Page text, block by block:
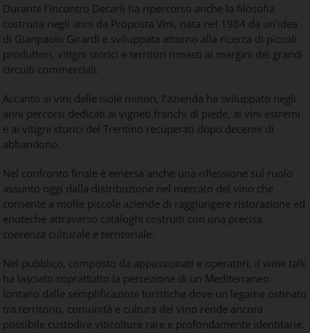
Durante l’incontro Decarli ha ripercorso anche la filosofia
costruita negli anni da Proposta Vini, nata nel 1984 da un’idea
di Gianpaolo Girardi e sviluppata attorno alla ricerca di piccoli
produttori, vitigni storici e territori rimasti ai margini dei grandi
circuiti commerciali.
Accanto ai vini delle isole minori, l’azienda ha sviluppato negli
anni percorsi dedicati ai vigneti franchi di piede, ai vini estremi
e ai vitigni storici del Trentino recuperati dopo decenni di
abbandono.
Nel confronto finale è emersa anche una riflessione sul ruolo
assunto oggi dalla distribuzione nel mercato del vino che
consente a molte piccole aziende di raggiungere ristorazione ed
enoteche attraverso cataloghi costruiti con una precisa
coerenza culturale e territoriale.
Nel pubblico, composto da appassionati e operatori, il wine talk
ha lasciato soprattutto la percezione di un Mediterraneo
lontano dalle semplificazioni turistiche dove un legame ostinato
tra territorio, comunità e cultura del vino rende ancora
possibile custodire viticolture rare e profondamente identitarie.